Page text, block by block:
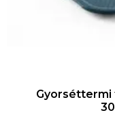
Gyorséttermi